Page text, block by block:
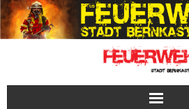
Skip
to
content